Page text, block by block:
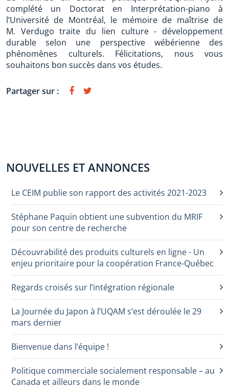
complété un Doctorat en Interprétation-piano à
l’Université de Montréal, le mémoire de maîtrise de
M. Verdugo traite du lien culture - développement
durable selon une perspective wébérienne des
phénomènes culturels. Félicitations, nous vous
souhaitons bon succès dans vos études.
Partager sur :
NOUVELLES ET ANNONCES
Le CEIM publie son rapport des activités 2021-2023
Stéphane Paquin obtient une subvention du MRIF
pour son centre de recherche
Découvrabilité des produits culturels en ligne - Un
enjeu prioritaire pour la coopération France-Québec
Regards croisés sur l’intégration régionale
La Journée du Japon à l’UQAM s’est déroulée le 29
mars dernier
Bienvenue dans l’équipe !
Politique commerciale socialement responsable – au
Canada et ailleurs dans le monde